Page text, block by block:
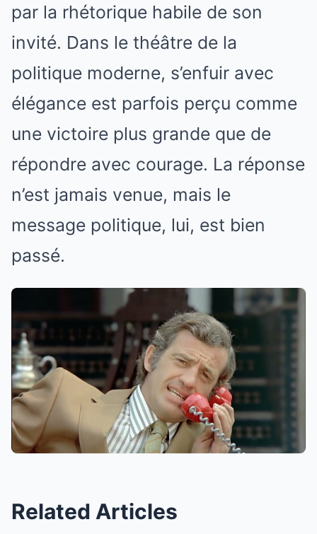
par la rhétorique habile de son
invité. Dans le théâtre de la
politique moderne, s’enfuir avec
élégance est parfois perçu comme
une victoire plus grande que de
répondre avec courage. La réponse
n’est jamais venue, mais le
message politique, lui, est bien
passé.
Related Articles